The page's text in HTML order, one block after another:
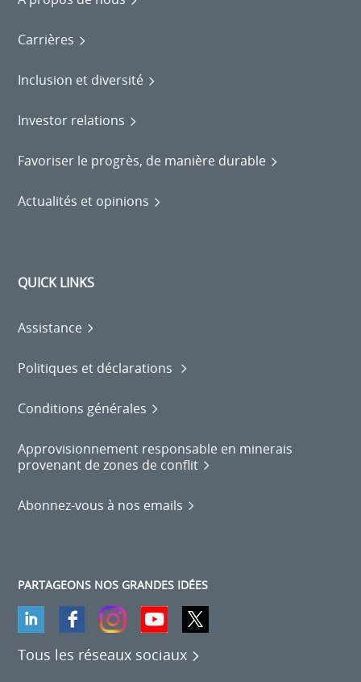
Carrières
Inclusion et diversité
Investor relations
Favoriser le progrès, de manière durable
Actualités et opinions
QUICK LINKS
Assistance
Politiques et déclarations
Conditions générales
Approvisionnement responsable en minerais
provenant de zones de conflit
Abonnez-vous à nos emails
PARTAGEONS NOS GRANDES IDÉES
Tous les réseaux sociaux